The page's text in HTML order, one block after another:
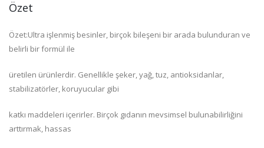
Özet
Özet:Ultra işlenmiş besinler, birçok bileşeni bir arada bulunduran ve
belirli bir formül ile
üretilen ürünlerdir. Genellikle şeker, yağ, tuz, antioksidanlar,
stabilizatörler, koruyucular gibi
katkı maddeleri içerirler. Birçok gıdanın mevsimsel bulunabilirliğini
arttırmak, hassas